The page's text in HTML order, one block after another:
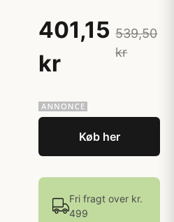
401,15
kr
539,50
kr
Køb her
Fri fragt over kr.
499